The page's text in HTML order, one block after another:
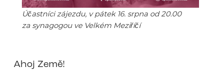
Účastníci zájezdu, v pátek 16. srpna od 20.00
za synagogou ve Velkém Meziříčí
Ahoj Země!